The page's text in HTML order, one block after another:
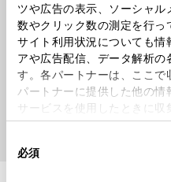
ツや広告の表示、ソーシャ
数やクリック数の測定を行っ
サイト利用状況についても情
アや広告配信、データ解析の
す。各パートナーは、ここで
パートナーに提供した他の
サービスを使用したときに
使用することがあります。
必須